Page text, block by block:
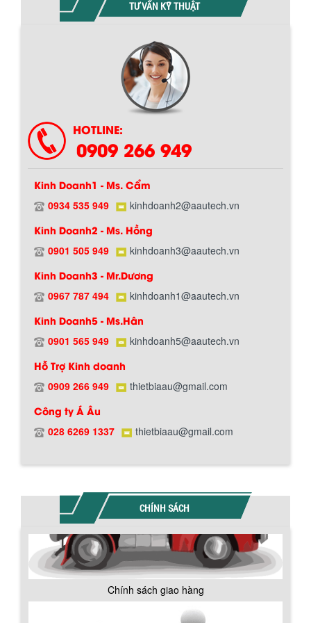
TƯ VẤN KỸ THUẬT
HOTLINE:
0909 266 949
Kinh Doanh1 - Ms. Cẩm
0934 535 949 kinhdoanh2@aautech.vn
Kinh Doanh2 - Ms. Hồng
0901 505 949 kinhdoanh3@aautech.vn
Kinh Doanh3 - Mr.Dương
0967 787 494 kinhdoanh1@aautech.vn
Kinh Doanh5 - Ms.Hân
0901 565 949 kinhdoanh5@aautech.vn
Hỗ Trợ Kinh doanh
0909 266 949 thietbiaau@gmail.com
Công ty Á Âu
028 6269 1337 thietbiaau@gmail.com
CHÍNH SÁCH
Chính sách giao hàng
Bồn chứa giải nhiệt sơn, mực in có cấu
tạo gồm 2 lớp inox và được dùng để
MÁY TRỘN BỘT KHÔ 500KG
Máy trộn bột khô 500kg được thiết kế
thân bồn nằm ngang, với cánh trộn bột
xoay đảo thuận nghịch. Vật liệu...